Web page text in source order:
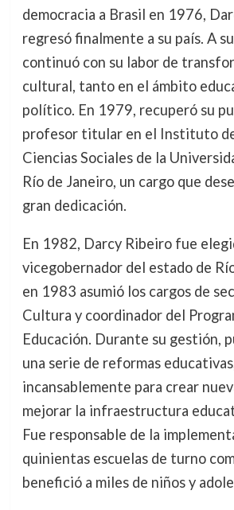
democracia a Brasil en 1976,
regresó finalmente a su país. A
continuó con su labor de
cultural, tanto en el ámbito
político. En 1979, recuperó su
profesor titular en el Instituto
Ciencias Sociales de la
Río de Janeiro, un cargo que
gran dedicación.
En 1982, Darcy Ribeiro fue
vicegobernador del estado de
en 1983 asumió los cargos de
Cultura y coordinador del
Educación. Durante su gestión,
una serie de reformas
incansablemente para crear
mejorar la infraestructura
Fue responsable de la
quinientas escuelas de turno
benefició a miles de niños y